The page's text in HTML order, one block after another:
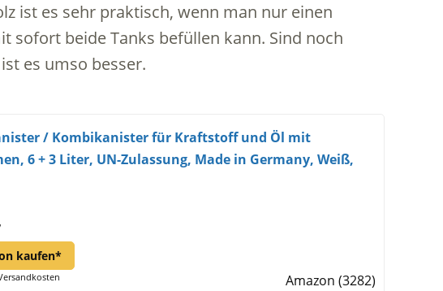
ist es sehr praktisch, wenn man nur einen
sofort beide Tanks befüllen kann. Sind noch
es umso besser.
/ Kombikanister für Kraftstoff und Öl mit
6 + 3 Liter, UN-Zulassung, Made in Germany, Weiß,
kaufen*
Amazon (3282)